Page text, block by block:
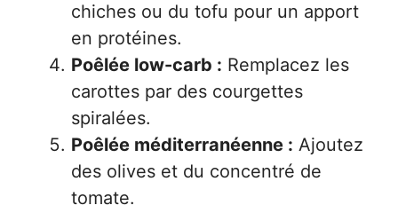
chiches ou du tofu pour un apport
en protéines.
Poêlée low-carb : Remplacez les
carottes par des courgettes
spiralées.
Poêlée méditerranéenne : Ajoutez
des olives et du concentré de
tomate.